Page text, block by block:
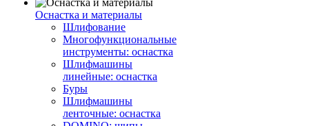
Оснастка и материалы
Шлифование
Многофункциональные
инструменты: оснастка
Шлифмашины
линейные: оснастка
Буры
Шлифмашины
ленточные: оснастка